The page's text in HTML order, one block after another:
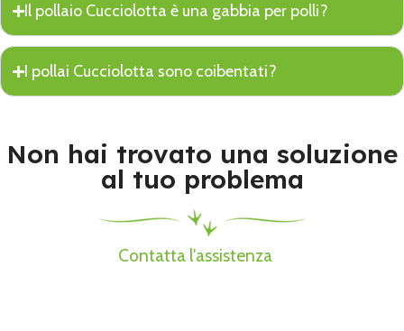
Il pollaio Cucciolotta è una gabbia per polli?
I pollai Cucciolotta sono coibentati?
Non hai trovato una soluzione
al tuo problema
Contatta l'assistenza